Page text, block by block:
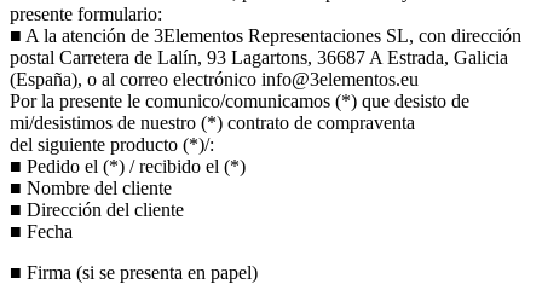
presente formulario:
■ A la atención de 3Elementos Representaciones SL, con dirección
postal Carretera de Lalín, 93 Lagartons, 36687 A Estrada, Galicia
(España), o al correo electrónico info@3elementos.eu
Por la presente le comunico/comunicamos (*) que desisto de
mi/desistimos de nuestro (*) contrato de compraventa
del siguiente producto (*)/:
■ Pedido el (*) / recibido el (*)
■ Nombre del cliente
■ Dirección del cliente
■ Fecha
■ Firma (si se presenta en papel)